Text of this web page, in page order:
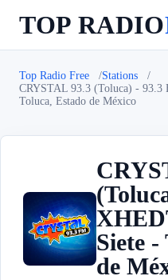
TOP RADIO
Top Radio Free
Stations
CRYSTAL 93.3 (Toluca) -
Toluca, Estado de México
C
Siete -
de